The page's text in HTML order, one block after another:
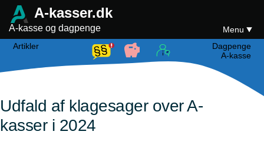
A-kasser.dk
A-kasse og dagpenge
Menu
Artikler
Dagpenge
A-kasse
Udfald af klagesager over A-
kasser i 2024